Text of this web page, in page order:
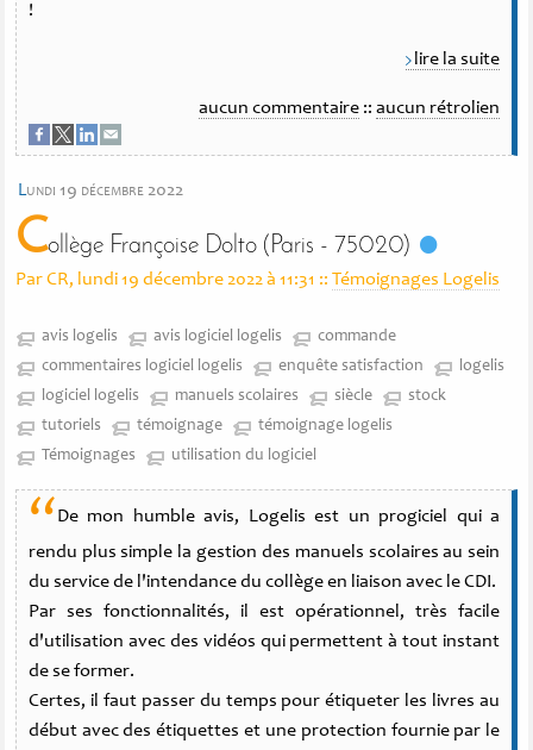
!
lire la suite
aucun commentaire :: aucun rétrolien
lundi 19 décembre 2022
Collège Françoise Dolto (Paris - 75020)
Par CR, lundi 19 décembre 2022 à 11:31 :: Témoignages Logelis
avis logelis avis logiciel logelis
commande
commentaires logiciel logelis
enquête satisfaction
logelis
logiciel logelis
manuels scolaires siècle
stock
tutoriels
témoignage
témoignage logelis
Témoignages
utilisation du logiciel
“ De mon humble avis, Logelis est un progiciel qui a
rendu plus simple la gestion des manuels scolaires au sein
du service de l'intendance du collège en liaison avec le CDI.
Par ses fonctionnalités, il est opérationnel, très facile
d'utilisation avec des vidéos qui permettent à tout instant
de se former.
Certes, il faut passer du temps pour étiqueter les livres au
début avec des étiquettes et une protection fournie par le